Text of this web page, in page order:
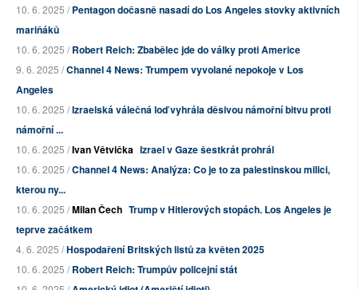
10. 6. 2025 /Pentagon dočasně nasadí do Los Angeles stovky aktivních
mariňáků
10. 6. 2025 /Robert Reich: Zbabělec jde do války proti Americe
9. 6. 2025 /Channel 4 News: Trumpem vyvolané nepokoje v Los
Angeles
10. 6. 2025 /Izraelská válečná loď vyhrála děsivou námořní bitvu proti
námořní ...
10. 6. 2025 /Ivan Větvička Izrael v Gaze šestkrát prohrál
10. 6. 2025 /Channel 4 News: Analýza: Co je to za palestinskou milici,
kterou ny...
10. 6. 2025 /Milan Čech Trump v Hitlerových stopách. Los Angeles je
teprve začátkem
4. 6. 2025 /Hospodaření Britských listů za květen 2025
10. 6. 2025 /Robert Reich: Trumpův policejní stát